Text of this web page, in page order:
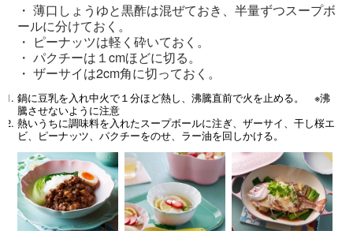
・ 薄口しょうゆと黒酢は混ぜておき、半量ずつスープボ
ールに分けておく。
・ ピーナッツは軽く砕いておく。
・ パクチーは１cmほどに切る。
・ ザーサイは2cm角に切っておく。
鍋に豆乳を入れ中火で１分ほど熱し、沸騰直前で火を止める。 ※沸
騰させないように注意
熱いうちに調味料を入れたスープボールに注ぎ、ザーサイ、干し桜エ
ビ、ピーナッツ、パクチーをのせ、ラー油を回しかける。